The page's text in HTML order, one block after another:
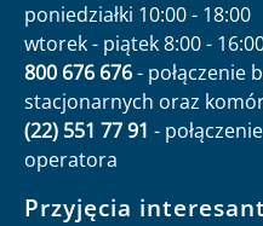
poniedziałki 10:00 - 18:00
wtorek - piątek 8:00 -
800 676 676- połączenie
stacjonarnych oraz
(22) 551 77 91 -
operatora
Przyjęcia